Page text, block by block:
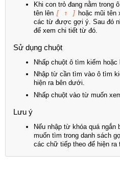
Khi con trỏ đang nằm trong
tên lên [ ↑ ] hoặc mũi tên
các từ được gợi ý. Sau đó
để xem chi tiết từ đó.
Sử dụng chuột
Nhấp chuột ô tìm kiếm
Nhập từ cần tìm vào ô tìm
hiện ra bên dưới.
Nhấp chuột vào từ muốn
Lưu ý
Nếu nhập từ khóa quá
muốn tìm trong danh sách
các chữ tiếp theo để hiện ra